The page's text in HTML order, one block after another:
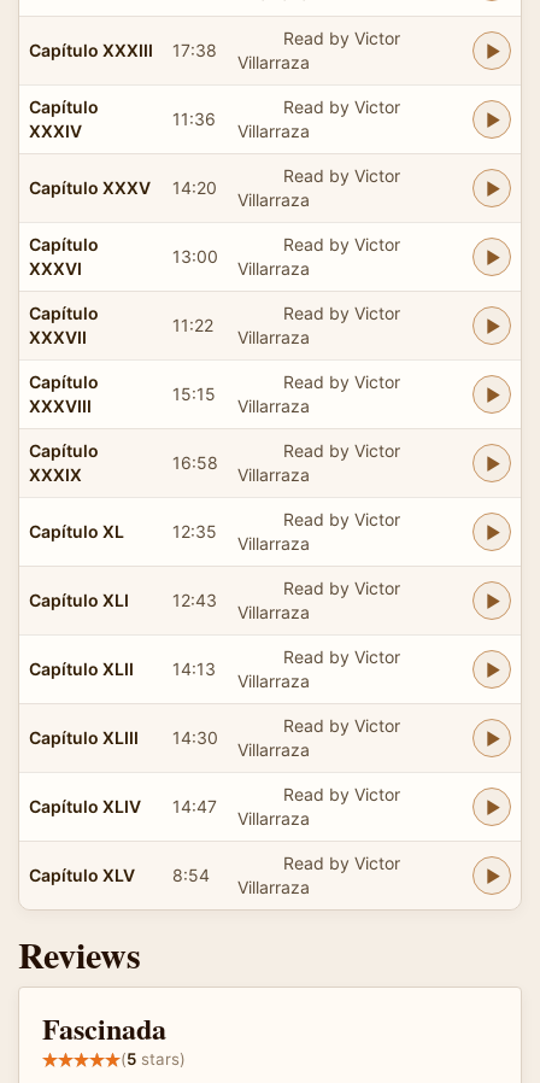
Capítulo XXXIII 17:38
Read by Victor
Villarraza
Capítulo
XXXIV
11:36
Read by Victor
Villarraza
Capítulo XXXV 14:20
Read by Victor
Villarraza
Capítulo
XXXVI
13:00
Read by Victor
Villarraza
Capítulo
XXXVII
11:22
Read by Victor
Villarraza
Capítulo
XXXVIII
15:15
Read by Victor
Villarraza
Capítulo
XXXIX
16:58
Read by Victor
Villarraza
Capítulo XL 12:35
Read by Victor
Villarraza
Capítulo XLI 12:43
Read by Victor
Villarraza
Capítulo XLII 14:13
Read by Victor
Villarraza
Capítulo XLIII 14:30
Read by Victor
Villarraza
Capítulo XLIV 14:47
Read by Victor
Villarraza
Capítulo XLV 8:54
Read by Victor
Villarraza
Reviews
Fascinada
(5 stars)